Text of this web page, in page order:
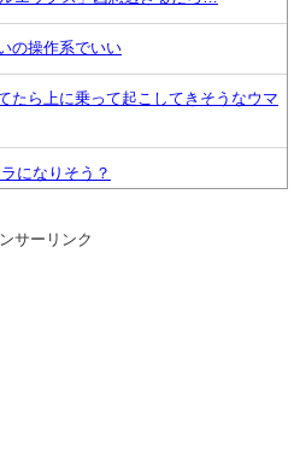
の操作系でいい
たら上に乗って起こしてきそうなウマ
になりそう？
サーリンク